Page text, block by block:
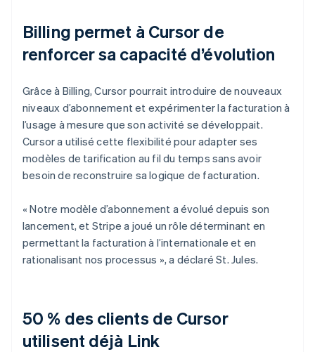
Billing permet à Cursor de
renforcer sa capacité d’évolution
Grâce à Billing, Cursor pourrait introduire de nouveaux
niveaux d’abonnement et expérimenter la facturation à
l’usage à mesure que son activité se développait.
Cursor a utilisé cette flexibilité pour adapter ses
modèles de tarification au fil du temps sans avoir
besoin de reconstruire sa logique de facturation.
« Notre modèle d’abonnement a évolué depuis son
lancement, et Stripe a joué un rôle déterminant en
permettant la facturation à l’internationale et en
rationalisant nos processus », a déclaré St. Jules.
50 % des clients de Cursor
utilisent déjà Link